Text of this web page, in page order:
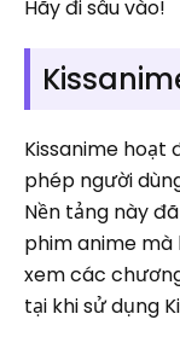
Hãy đi sâu vào!
Kissanime hoạt
phép người
Nền tảng này
phim anime mà
xem các
tại khi sử dụng